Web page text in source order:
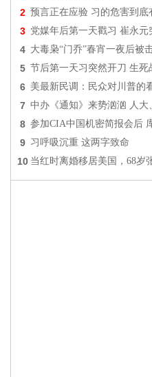
2 预言正在应验 习的危害到底
3 党媒年后第一天戳习 崔永元
4 大毒枭“门乔”春宵一夜后被
5 节后第一天习突然开刀 生死
6 美最新民调：民众对川普的
7 中办《通知》来势汹汹 人大
8 参加CIA中国机密简报会后
9 习呼吸沉重 这两字致命
10 当红时离婚移居美国，68岁